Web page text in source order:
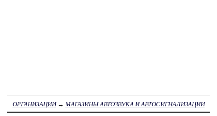
ОРГАНИЗАЦИИ→ МАГАЗИНЫ АВТОЗВУКА И АВТОСИГНАЛИЗАЦИИ